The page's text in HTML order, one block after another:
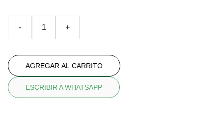
- +
AGREGAR AL CARRITO
ESCRIBIR A WHATSAPP